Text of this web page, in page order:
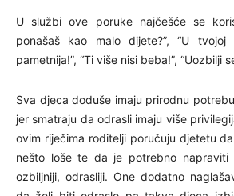
U službi ove poruke najčešće se
ponašaš kao malo dijete?”, “U
pametnija!”, “Ti više nisi beba!”, “Uozbilji
Sva djeca doduše imaju prirodnu
jer smatraju da odrasli imaju više
ovim riječima roditelji poručuju djetetu
nešto loše te da je potrebno
ozbiljniji, odrasliji. One dodatno